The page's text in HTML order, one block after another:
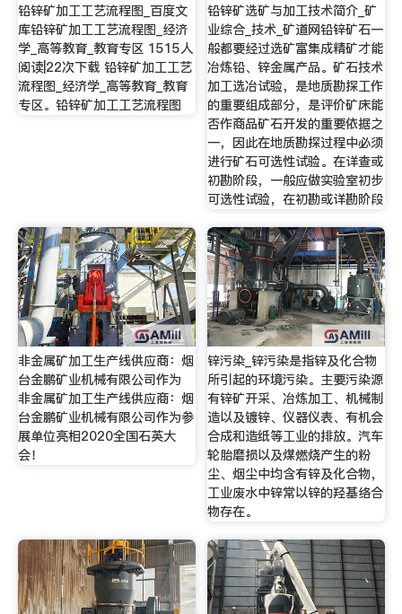
铅锌矿加工工艺流程图_百度文
库铅锌矿加工工艺流程图_经济
学_高等教育_教育专区 1515人
阅读|22次下载 铅锌矿加工工艺
流程图_经济学_高等教育_教育
专区。铅锌矿加工工艺流程图
铅锌矿选矿与加工技术简介_矿
业综合_技术_矿道网铅锌矿石一
般都要经过选矿富集成精矿才能
冶炼铅、锌金属产品。矿石技术
加工选冶试验，是地质勘探工作
的重要组成部分，是评价矿床能
否作商品矿石开发的重要依据之
一，因此在地质勘探过程中必须
进行矿石可选性试验。在详查或
初勘阶段，一般应做实验室初步
可选性试验，在初勘或详勘阶段
非金属矿加工生产线供应商：烟
台金鹏矿业机械有限公司作为
非金属矿加工生产线供应商：烟
台金鹏矿业机械有限公司作为参
展单位亮相2020全国石英大
会！
锌污染_锌污染是指锌及化合物
所引起的环境污染。主要污染源
有锌矿开采、冶炼加工、机械制
造以及镀锌、仪器仪表、有机会
合成和造纸等工业的排放。汽车
轮胎磨损以及煤燃烧产生的粉
尘、烟尘中均含有锌及化合物，
工业废水中锌常以锌的羟基络合
物存在。